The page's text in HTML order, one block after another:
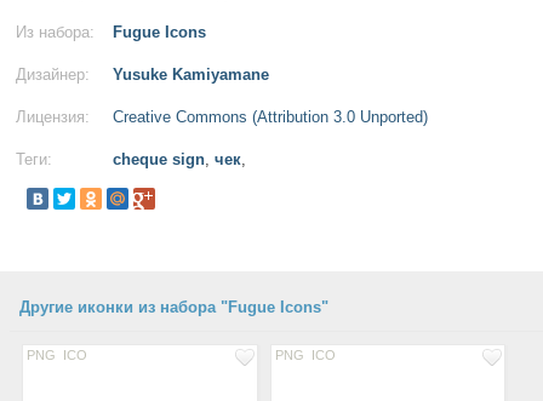
Из набора: Fugue Icons
Дизайнер: Yusuke Kamiyamane
Лицензия: Creative Commons (Attribution 3.0 Unported)
Теги: cheque sign, чек,
Другие иконки из набора "Fugue Icons"
PNG ICO PNG ICO